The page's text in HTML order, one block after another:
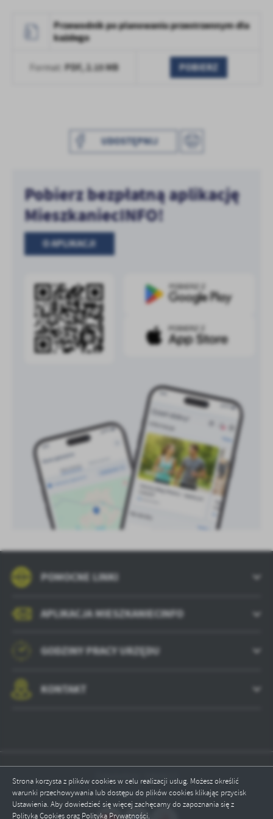
Strona korzysta z plików cookies w celu realizacji usług. Możesz określić
warunki przechowywania lub dostępu do plików cookies klikając przycisk
Ustawienia. Aby dowiedzieć się więcej zachęcamy do zapoznania się z
Polityką Cookies oraz Polityką Prywatności.
społecznościowych.Przewodnik po planowaniu przestrzennym dla
każdego
Format: PDF, 2.15 MB POBIERZ
UDOSTĘPNIJ
Pobierz bezpłatną aplikację
MieszkaniecINFO!
O APLIKACJI
POMOCNE LINKI
APLIKACJA MIESZKANIECINFO
GODZINY PRACY URZĘDU
KONTAKT
Odwiedzin: 1860612
Online: 1